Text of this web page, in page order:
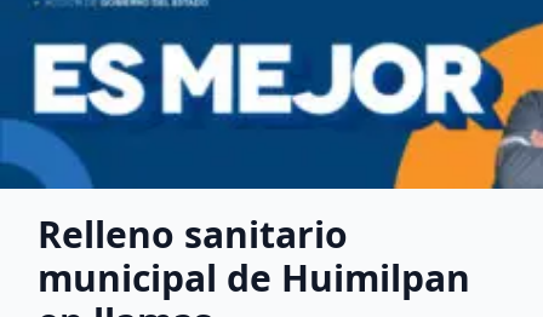
Relleno sanitario
municipal de Huimilpan